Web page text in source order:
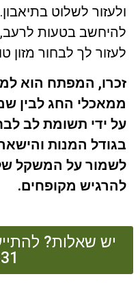
ולעזור לשלוט
להיחשב בטעות לרעב,
לעזור לך לבחור מזון
זכרו, המפתח הוא
ממאכלי החג לבין
על ידי תשומת לב
בגודל המנות
לשמור על המשקל
להרגיש מקופחים.